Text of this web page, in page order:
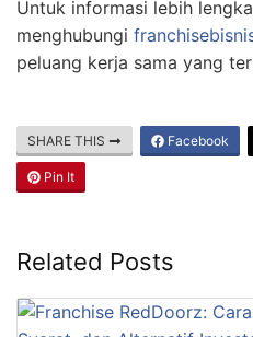
Untuk informasi lebih
menghubungi
peluang kerja sama yang
SHARE THIS Facebook
Pin It
Related Posts